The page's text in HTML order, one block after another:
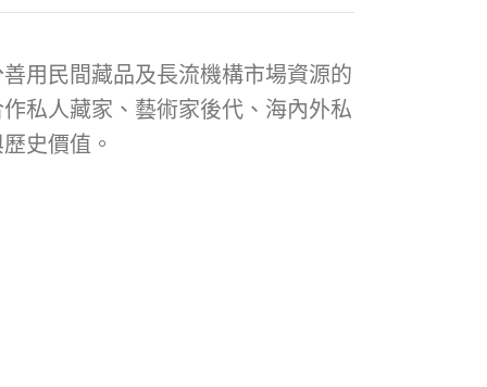
用民間藏品及長流機構市場資源的
私人藏家、藝術家後代、海內外私
史價值。